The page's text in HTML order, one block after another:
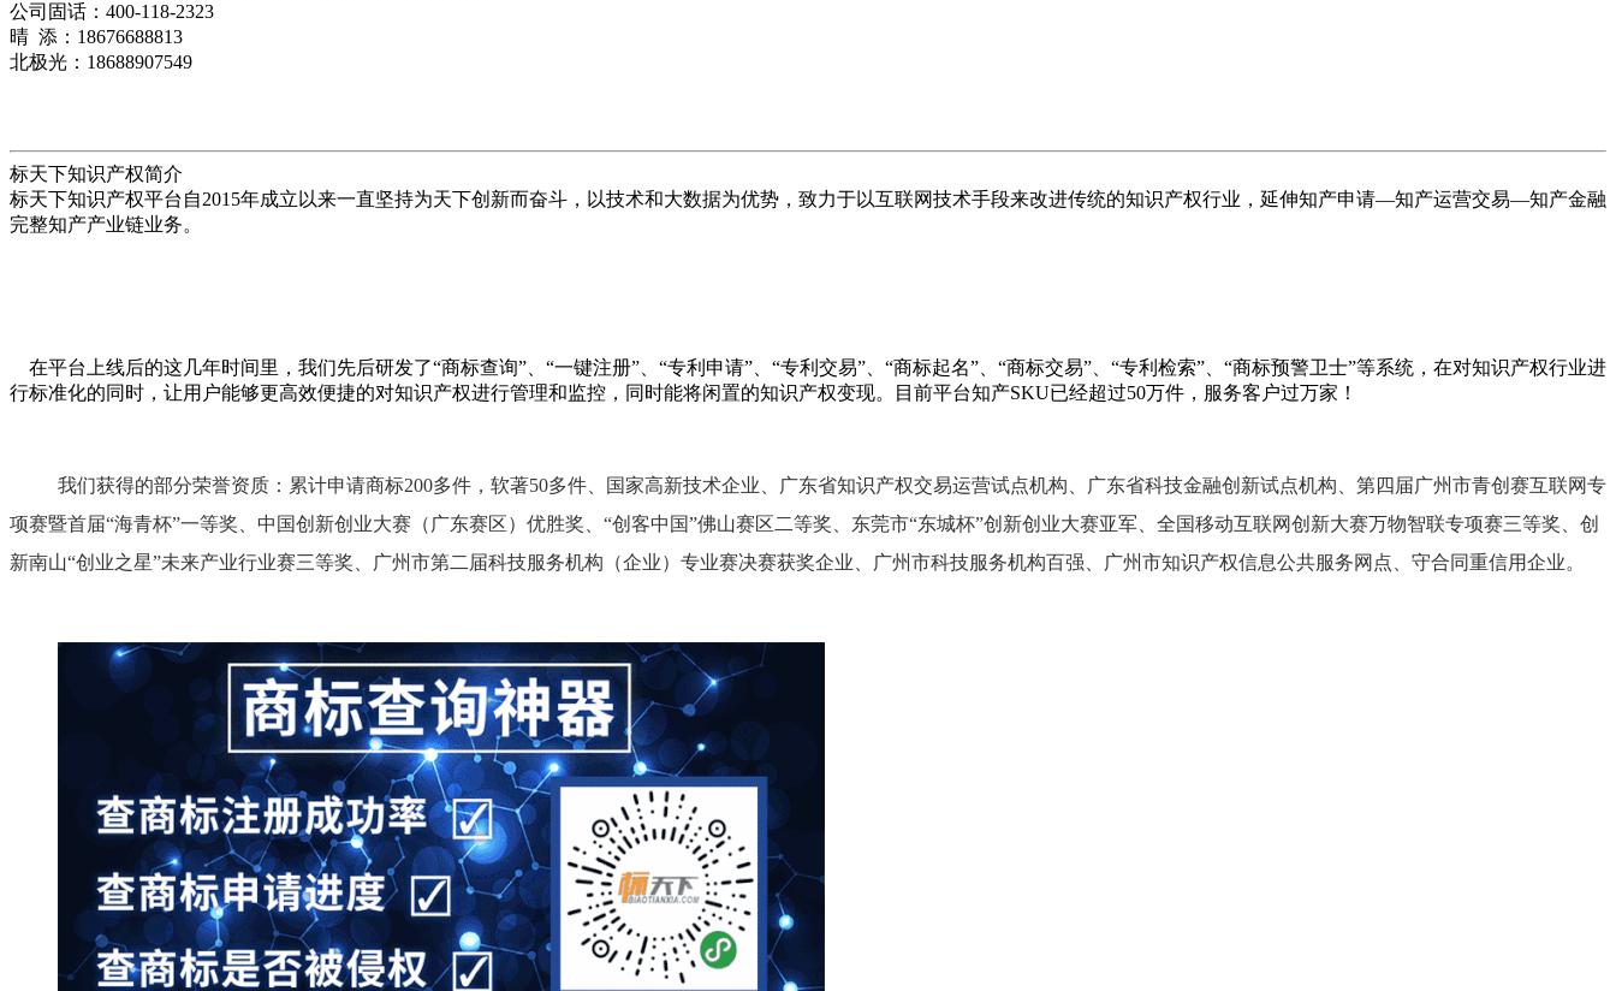
公司固话：400-118-2323
晴 添：18676688813
北极光：18688907549
标天下知识产权简介
标天下知识产权平台自2015年成立以来一直坚持为天下创新而奋斗，以技术和大数据为优势，致力于以互联网技术手段来改进传统的知识产权行业，延伸知产申请—知产运营交易—知产金融
完整知产产业链业务。
在平台上线后的这几年时间里，我们先后研发了“商标查询”、“一键注册”、“专利申请”、“专利交易”、“商标起名”、“商标交易”、“专利检索”、“商标预警卫士”等系统，在对知识产权行业进
行标准化的同时，让用户能够更高效便捷的对知识产权进行管理和监控，同时能将闲置的知识产权变现。目前平台知产SKU已经超过50万件，服务客户过万家！
我们获得的部分荣誉资质：累计申请商标200多件，软著50多件、国家高新技术企业、广东省知识产权交易运营试点机构、广东省科技金融创新试点机构、第四届广州市青创赛互联网专
项赛暨首届“海青杯”一等奖、中国创新创业大赛（广东赛区）优胜奖、“创客中国”佛山赛区二等奖、东莞市“东城杯”创新创业大赛亚军、全国移动互联网创新大赛万物智联专项赛三等奖、创
新南山“创业之星”未来产业行业赛三等奖、广州市第二届科技服务机构（企业）专业赛决赛获奖企业、广州市科技服务机构百强、广州市知识产权信息公共服务网点、守合同重信用企业。